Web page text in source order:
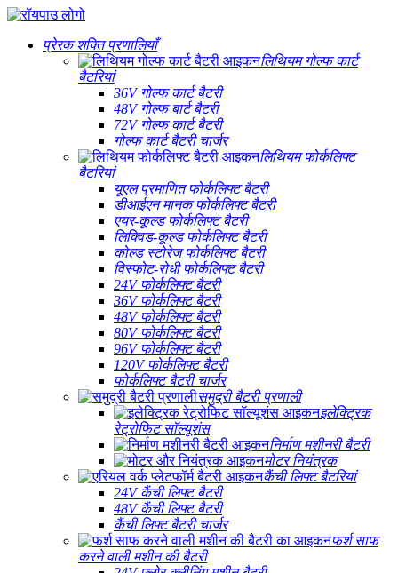
प्रेरक शक्ति प्रणालियाँ
लिथियम गोल्फ कार्ट
बैटरियां
36V गोल्फ कार्ट बैटरी
48V गोल्फ बार्ट बैटरी
72V गोल्फ कार्ट बैटरी
गोल्फ कार्ट बैटरी चार्जर
लिथियम फोर्कलिफ्ट
बैटरियां
यूएल प्रमाणित फोर्कलिफ्ट बैटरी
डीआईएन मानक फोर्कलिफ्ट बैटरी
एयर-कूल्ड फोर्कलिफ्ट बैटरी
लिक्विड-कूल्ड फोर्कलिफ्ट बैटरी
कोल्ड स्टोरेज फोर्कलिफ्ट बैटरी
विस्फोट-रोधी फोर्कलिफ्ट बैटरी
24V फोर्कलिफ्ट बैटरी
36V फोर्कलिफ्ट बैटरी
48V फोर्कलिफ्ट बैटरी
80V फोर्कलिफ्ट बैटरी
96V फोर्कलिफ्ट बैटरी
120V फोर्कलिफ्ट बैटरी
फोर्कलिफ्ट बैटरी चार्जर
समुद्री बैटरी प्रणाली
इलेक्ट्रिक
रेट्रोफिट सॉल्यूशंस
निर्माण मशीनरी बैटरी
मोटर नियंत्रक
कैंची लिफ्ट बैटरियां
24V कैंची लिफ्ट बैटरी
48V कैंची लिफ्ट बैटरी
कैंची लिफ्ट बैटरी चार्जर
फर्श साफ
करने वाली मशीन की बैटरी